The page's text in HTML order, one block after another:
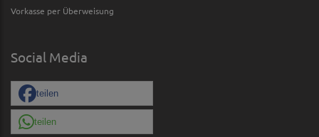
Vorkasse per Überweisung
Social Media
teilen
teilen